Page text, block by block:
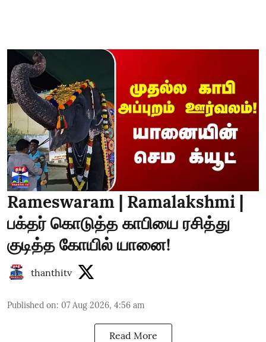
Rameswaram | Ramalakshmi |
பக்தர் கொடுத்த காபியை ரசித்து
குடித்த கோயில் யானை!
thanthitv
Published on: 07 Aug 2026, 4:56 am
Read More